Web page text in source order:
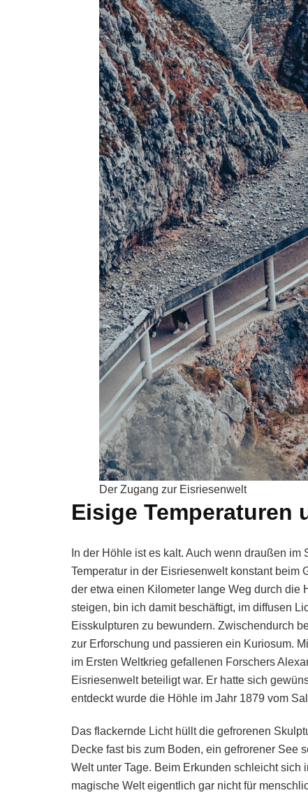
Der Zugang zur Eisriesenwelt
Eisige Temperaturen
In der Höhle ist es kalt. Auch wenn draußen
Temperatur in der Eisriesenwelt konstant beim
der etwa einen Kilometer lange Weg durch die
steigen, bin ich damit beschäftigt, im diffusen
Eisskulpturen zu bewundern. Zwischendurch
zur Erforschung und passieren ein Kuriosum.
im Ersten Weltkrieg gefallenen Forschers
Eisriesenwelt beteiligt war. Er hatte sich
entdeckt wurde die Höhle im Jahr 1879 vom
Das flackernde Licht hüllt die gefrorenen
Decke fast bis zum Boden, ein gefrorener See
Welt unter Tage. Beim Erkunden schleicht
magische Welt eigentlich gar nicht für